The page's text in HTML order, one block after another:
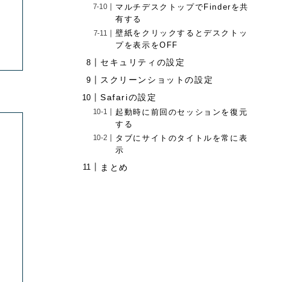
マルチデスクトップでFinderを共
有する
壁紙をクリックするとデスクトッ
プを表示をOFF
セキュリティの設定
スクリーンショットの設定
Safariの設定
起動時に前回のセッションを復元
する
タブにサイトのタイトルを常に表
示
まとめ